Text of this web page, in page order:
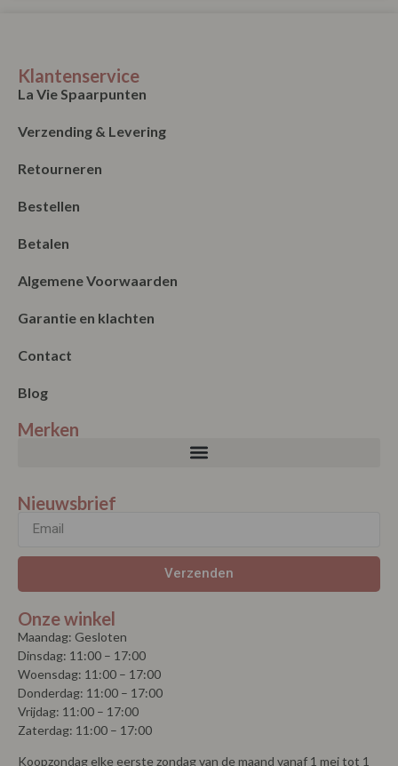
Klantenservice
La Vie Spaarpunten
Verzending & Levering
Retourneren
Bestellen
Betalen
Algemene Voorwaarden
Garantie en klachten
Contact
Blog
Merken
Nieuwsbrief
Verzenden
Onze winkel
Maandag: Gesloten
Dinsdag: 11:00 – 17:00
Woensdag: 11:00 – 17:00
Donderdag: 11:00 – 17:00
Vrijdag: 11:00 – 17:00
Zaterdag: 11:00 – 17:00
Koopzondag elke eerste zondag van de maand vanaf 1 mei tot 1